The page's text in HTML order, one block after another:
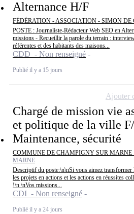
Alternance H/F
FÉDÉRATION - ASSOCIATION - SIMON DE
POSTE : Journaliste-Rédacteur Web SEO en
missions - Recueillir la parole du terrain :
référentes et des habitants des maisons...
CDD - Non renseigné
Publié il y a 15 jours
Chargé de mission vie
et politique de la ville
Maintenance, sécurité
COMMUNE DE CHAMPIGNY SUR
MARNE
Descriptif du poste:\n\nSi vous aimez transformer
les projets en actions et les actions en réussites
!\n \nVos missions...
CDI - Non renseigné
Publié il y a 24 jours
Ajouter